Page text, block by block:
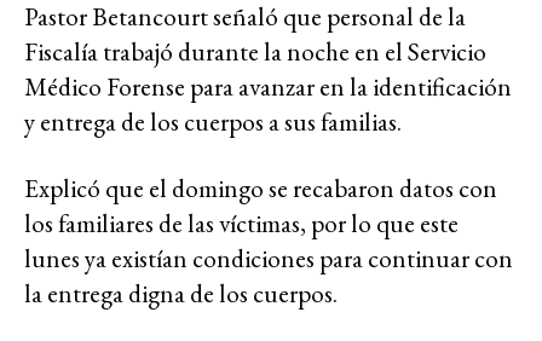
Pastor Betancourt señaló que personal de la
Fiscalía trabajó durante la noche en el Servicio
Médico Forense para avanzar en la identificación
y entrega de los cuerpos a sus familias.
Explicó que el domingo se recabaron datos con
los familiares de las víctimas, por lo que este
lunes ya existían condiciones para continuar con
la entrega digna de los cuerpos.